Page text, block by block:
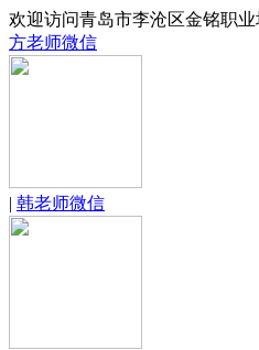
欢迎访问青岛市李沧区金铭职
方老师微信
| 韩老师微信